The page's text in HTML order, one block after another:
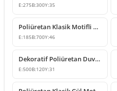
E:275B:300Y:35
Poliüretan Klasik Motifli Duvar Süsü
E:185B:700Y:46
Dekoratif Poliüretan Duvar ve Mobilya Süsleme Modeli
E:500B:120Y:31